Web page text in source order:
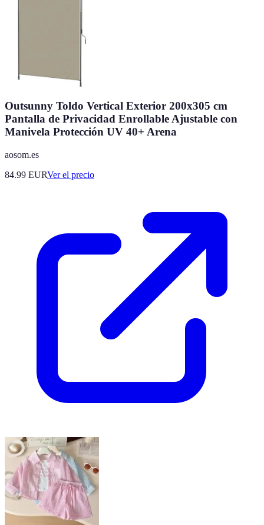
Outsunny Toldo Vertical Exterior 200x305 cm
Pantalla de Privacidad Enrollable Ajustable con
Manivela Protección UV 40+ Arena
aosom.es
84.99 EURVer el precio